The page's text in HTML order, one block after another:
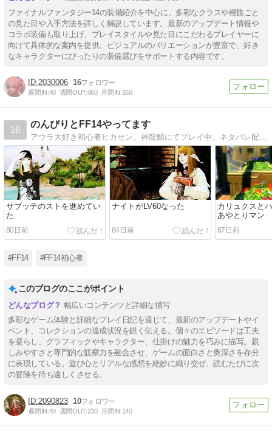
ファイナルファンタジー14の装備紹介を中心に、多彩なクラスや種族ごと
の見た目や入手方法を詳しく解説しています。最新のアップデート情報や
コラボ装備も取り上げ、プレイスタイルや見た目にこだわるプレイヤーに
向けて具体的な案内を提供。ビジュアルのバリエーションが豊富で、好き
なキャラクターにぴったりの装備選びをサポートする内容です。
2030006 16
週間IN:40 週間OUT:460 月間IN:160
16
のんびりとFF14やってます
アウラ大好き初心者ヒカセン、神龍鯖にてプレイ中。ネタバレ配慮してません。お役立ち情報はこれっぽっちもありません。
サブッテのストを進めてい
た
80日前
ナイトがLV60なった
84日前
カリュクスと
あやとりマン
87日前
#FF14 #FF14初心者
このブログのここがポイント
幅広いコンテンツと詳細な描写
多彩なゲーム体験と詳細なプレイ日記を通じて、最新のアップデートやイ
ベント、コレクションの達成状況を鋭く伝える。個々のエピソードは工夫
を凝らし、グラフィックやキャラクター、仕掛けの魅力を巧みに描写。親
しみやすさと専門的な観察力を融合させ、ゲームの面白さと奥深さを存分
に表現している。遊び心とリアルな感想を絶妙に織り交ぜ、読むたびに次
の冒険を待ち遠しくさせる。
2090823 10
週間IN:40 週間OUT:230 月間IN:140